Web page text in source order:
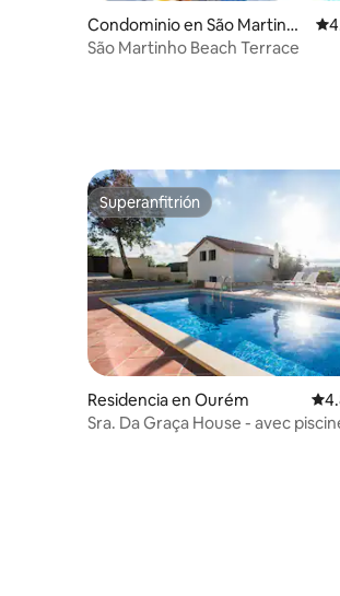
Condominio en São Martinho
do Porto
São Martinho Beach Terrace
Superanfitrión
Superanfitrión
Residencia en Ourém
Sra. Da Graça House - avec